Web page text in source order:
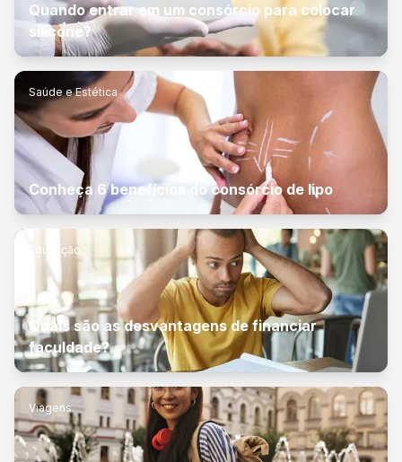
Quando entrar em um consórcio para colocar
silicone?
Saúde e Estética
Conheça 6 benefícios do consórcio de lipo
Educação
Quais são as desvantagens de financiar
faculdade?
Viagens